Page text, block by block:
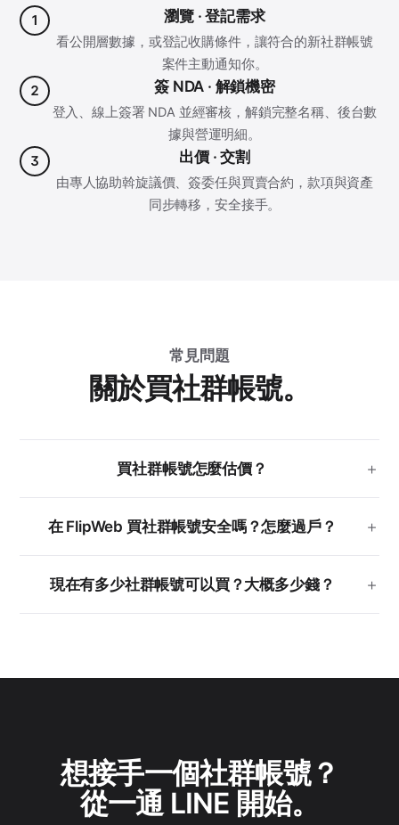
1 瀏覽 · 登記需求
看公開層數據，或登記收購條件，讓符合的新社群帳號
案件主動通知你。
2 簽 NDA · 解鎖機密
登入、線上簽署 NDA 並經審核，解鎖完整名稱、後台數
據與營運明細。
3 出價 · 交割
由專人協助斡旋議價、簽委任與買賣合約，款項與資產
同步轉移，安全接手。
常見問題
關於買社群帳號。
買社群帳號怎麼估價？
在 FlipWeb 買社群帳號安全嗎？怎麼過戶？
現在有多少社群帳號可以買？大概多少錢？
想接手一個社群帳號？
從一通 LINE 開始。